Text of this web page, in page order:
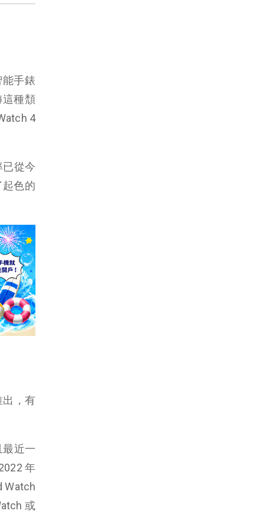
能手錶
這種頹
4
已從今
起色的
出，有
近一
年
Watch
或